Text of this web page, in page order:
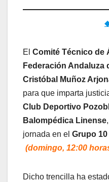
El Comité Técnico de
Federación Andaluza
Cristóbal Muñoz
para que imparta
Club Deportivo
Balompédica Linense
jornada en el Grupo 10
(domingo, 12:00
Dicho trencilla ha